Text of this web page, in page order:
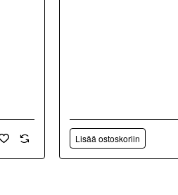
Lisää ostoskoriin